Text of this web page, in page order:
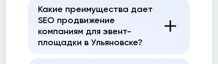
Какие преимущества дает
SEO продвижение
компаниям для эвент-
площадки в Ульяновске?